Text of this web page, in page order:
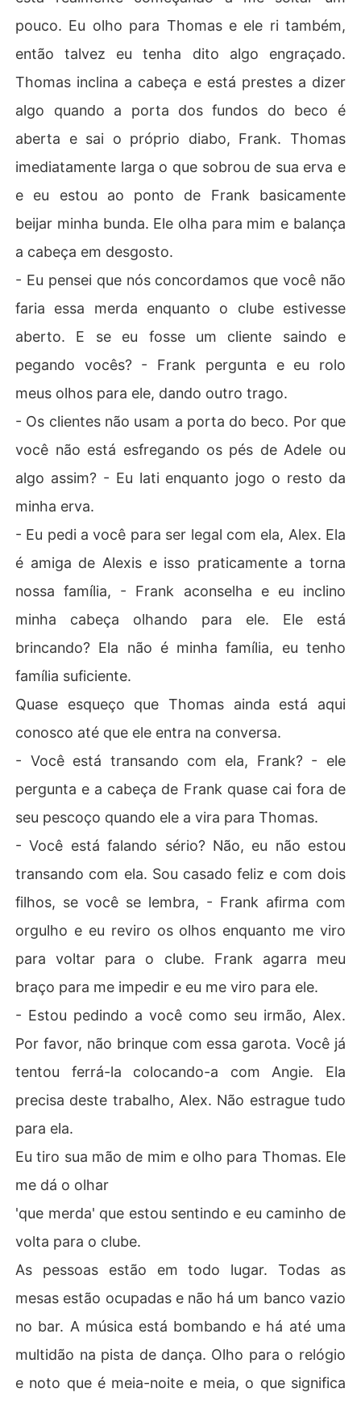
pouco. Eu olho para Thomas e ele ri também,
então talvez eu tenha dito algo engraçado.
Thomas inclina a cabeça e está prestes a dizer
algo quando a porta dos fundos do beco é
aberta e sai o próprio diabo, Frank. Thomas
imediatamente larga o que sobrou de sua erva e
e eu estou ao ponto de Frank basicamente
beijar minha bunda. Ele olha para mim e balança
a cabeça em desgosto.
- Eu pensei que nós concordamos que você não
faria essa merda enquanto o clube estivesse
aberto. E se eu fosse um cliente saindo e
pegando vocês? - Frank pergunta e eu rolo
meus olhos para ele, dando outro trago.
- Os clientes não usam a porta do beco. Por que
você não está esfregando os pés de Adele ou
algo assim? - Eu lati enquanto jogo o resto da
minha erva.
- Eu pedi a você para ser legal com ela, Alex. Ela
é amiga de Alexis e isso praticamente a torna
nossa família, - Frank aconselha e eu inclino
minha cabeça olhando para ele. Ele está
brincando? Ela não é minha família, eu tenho
família suficiente.
Quase esqueço que Thomas ainda está aqui
conosco até que ele entra na conversa.
- Você está transando com ela, Frank? - ele
pergunta e a cabeça de Frank quase cai fora de
seu pescoço quando ele a vira para Thomas.
- Você está falando sério? Não, eu não estou
transando com ela. Sou casado feliz e com dois
filhos, se você se lembra, - Frank afirma com
orgulho e eu reviro os olhos enquanto me viro
para voltar para o clube. Frank agarra meu
braço para me impedir e eu me viro para ele.
- Estou pedindo a você como seu irmão, Alex.
Por favor, não brinque com essa garota. Você já
tentou ferrá-la colocando-a com Angie. Ela
precisa deste trabalho, Alex. Não estrague tudo
para ela.
Eu tiro sua mão de mim e olho para Thomas. Ele
me dá o olhar
'que merda' que estou sentindo e eu caminho de
volta para o clube.
As pessoas estão em todo lugar. Todas as
mesas estão ocupadas e não há um banco vazio
no bar. A música está bombando e há até uma
multidão na pista de dança. Olho para o relógio
e noto que é meia-noite e meia, o que significa